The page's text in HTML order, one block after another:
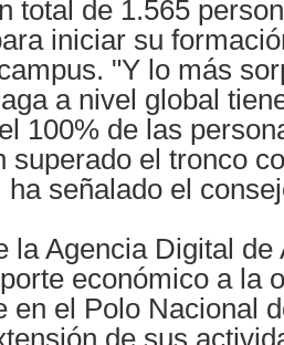
total de 1.565
iniciar su
"Y lo más
a nivel global
100% de las
superado el tronco
ha señalado el
la Agencia Digital de
económico a la
en el Polo Nacional
de sus